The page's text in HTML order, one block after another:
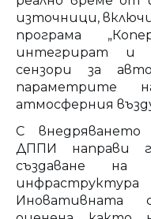
източници,
програма
интегрират и
сензори за
параметрите
атмосферния
С
ДППИ направи
създаване на
Иновативната